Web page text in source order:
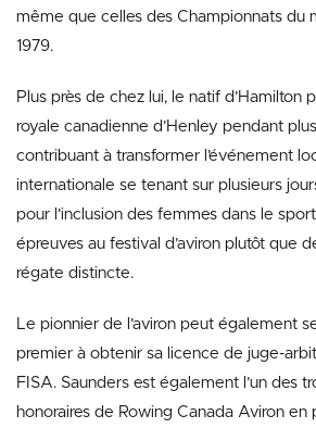
même que celles des Championnats du
1979.
Plus près de chez lui, le natif d’Hamilton
royale canadienne d’Henley pendant
contribuant à transformer l’événement
internationale se tenant sur plusieurs
pour l’inclusion des femmes dans le
épreuves au festival d’aviron plutôt que
régate distincte.
Le pionnier de l’aviron peut également
premier à obtenir sa licence de juge-
FISA. Saunders est également l’un des
honoraires de Rowing Canada Aviron en